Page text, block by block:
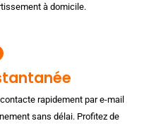
à domicile.
rapidement par e-mail
sans délai. Profitez de